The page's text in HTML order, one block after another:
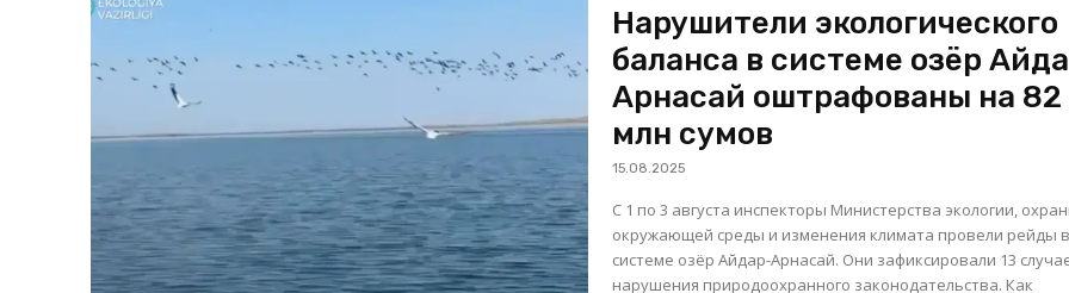
Нарушители экологического
баланса в системе озёр
Арнасай оштрафованы на 82
млн сумов
15.08.2025
С 1 по 3 августа инспекторы Министерства экологии,
окружающей среды и изменения климата провели рейды в
системе озёр Айдар-Арнасай. Они зафиксировали 13
нарушения природоохранного законодательства. Как